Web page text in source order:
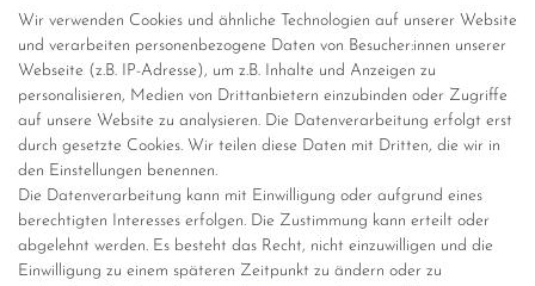
Wir verwenden Cookies und ähnliche Technologien auf unserer Website
und verarbeiten personenbezogene Daten von Besucher:innen unserer
Webseite (z.B. IP-Adresse), um z.B. Inhalte und Anzeigen zu
personalisieren, Medien von Drittanbietern einzubinden oder Zugriffe
auf unsere Website zu analysieren. Die Datenverarbeitung erfolgt erst
durch gesetzte Cookies. Wir teilen diese Daten mit Dritten, die wir in
den Einstellungen benennen.
Die Datenverarbeitung kann mit Einwilligung oder aufgrund eines
berechtigten Interesses erfolgen. Die Zustimmung kann erteilt oder
abgelehnt werden. Es besteht das Recht, nicht einzuwilligen und die
Einwilligung zu einem späteren Zeitpunkt zu ändern oder zu
Versandinformationen
Versand per GLS (6,90 Euro) oder DHL (8,49 Euro ) inkl. MwSt.
(innerhalb Deutschlands)
kostenfreie Lieferung ab 150 Euro Warenwert (innerhalb
Deutschlands)
Übersicht Internationale Versandkosten
Wir kaufen an